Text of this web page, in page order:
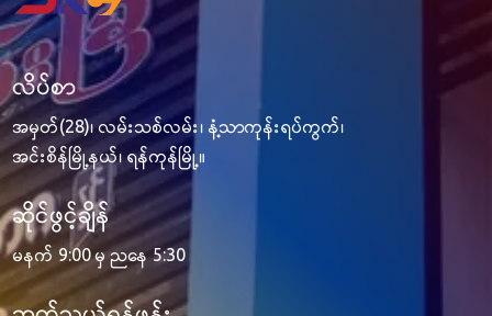
လိပ်စာ
အမှတ်(28)၊ လမ်းသစ်လမ်း၊ နံ့သာကုန်းရပ်ကွက်၊
အင်းစိန်မြို့နယ်၊ ရန်ကုန်မြို့။
ဆိုင်ဖွင့်ချိန်
မနက် 9:00 မှ ညနေ 5:30